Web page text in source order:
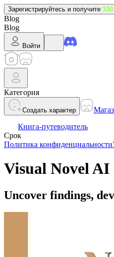
Зарегистрируйтесь и получите
Blog
Blog
Войти
Категория
Создать характер
Книга-путеводитель
Срок
Политика конфиденциальности
Visual Novel
Uncover findings,